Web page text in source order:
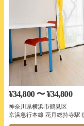
¥34,800 〜 ¥34,800
神奈川県横浜市鶴見区
京浜急行本線 花月総持寺駅